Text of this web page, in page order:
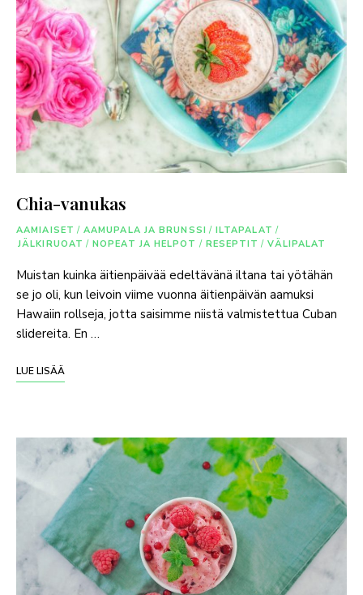
Chia-vanukas
AAMIAISET / AAMUPALA JA BRUNSSI / ILTAPALAT /
JÄLKIRUOAT / NOPEAT JA HELPOT / RESEPTIT / VÄLIPALAT
Muistan kuinka äitienpäivää edeltävänä iltana tai yötähän
se jo oli, kun leivoin viime vuonna äitienpäivän aamuksi
Hawaiin rollseja, jotta saisimme niistä valmistettua Cuban
slidereita. En …
LUE LISÄÄ